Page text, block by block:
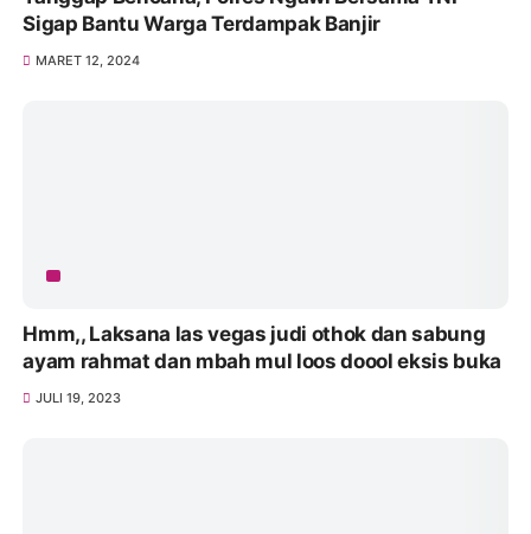
FEBRUARI 08, 2024
Sigap Bantu Warga Terdampak Banjir
MARET 12, 2024